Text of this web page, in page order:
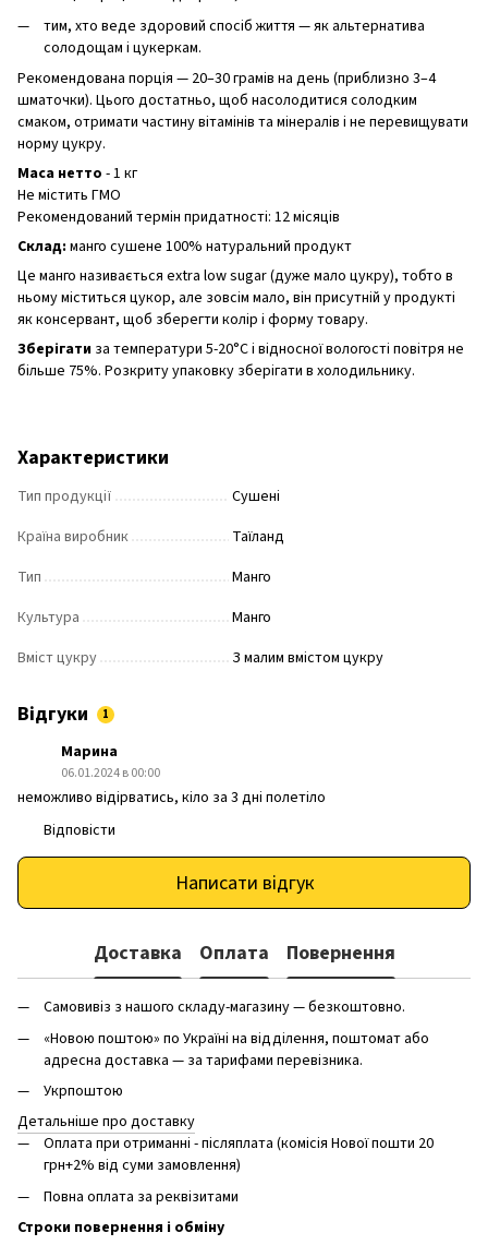
тим, хто веде здоровий спосіб життя — як альтернатива
солодощам і цукеркам.
Рекомендована порція — 20–30 грамів на день (приблизно 3–4
шматочки). Цього достатньо, щоб насолодитися солодким
смаком, отримати частину вітамінів та мінералів і не перевищувати
норму цукру.
Маса нетто - 1 кг
Не містить ГМО
Рекомендований термін придатності: 12 місяців
Склад: манго сушене 100% натуральний продукт
Це манго називається extra low sugar (дуже мало цукру), тобто в
ньому міститься цукор, але зовсім мало, він присутній у продукті
як консервант, щоб зберегти колір і форму товару.
Зберігати за температури 5-20°C і відносної вологості повітря не
більше 75%. Розкриту упаковку зберігати в холодильнику.
Характеристики
Тип продукції
Сушені
Країна виробник
Таїланд
Тип
Манго
Культура
Манго
Вміст цукру
З малим вмістом цукру
Відгуки 1
Марина
06.01.2024 в 00:00
неможливо відірватись, кіло за 3 дні полетіло
Відповісти
Написати відгук
Доставка Оплата Повернення
Самовивіз з нашого складу-магазину — безкоштовно.
«Новою поштою» по Україні на відділення, поштомат або
адресна доставка — за тарифами перевізника.
Укрпоштою
Детальніше про доставку
Оплата при отриманні - післяплата (комісія Нової пошти 20
грн+2% від суми замовлення)
Повна оплата за реквізитами
Строки повернення і обміну